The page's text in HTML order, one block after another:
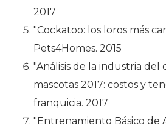
2017
"Cockatoo: los loros más
Pets4Homes. 2015
"Análisis de la industria del
mascotas 2017: costos y
franquicia. 2017
"Entrenamiento Básico de